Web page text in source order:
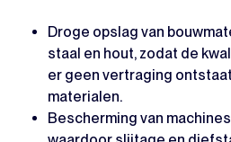
Droge opslag van
staal en hout, zodat de
er geen vertraging
materialen.
Bescherming van